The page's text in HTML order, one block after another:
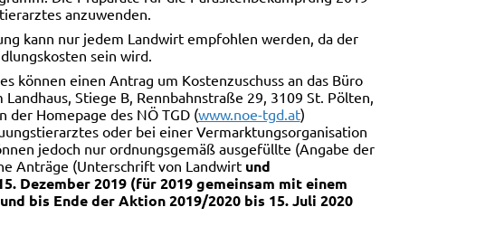
anzuwenden.
kann nur jedem Landwirt empfohlen werden, da der
sein wird.
können einen Antrag um Kostenzuschuss an das Büro
Stiege B, Rennbahnstraße 29, 3109 St. Pölten,
der Homepage des NÖ TGD (www.noe-tgd.at)
oder bei einer Vermarktungsorganisation
jedoch nur ordnungsgemäß ausgefüllte (Angabe der
Anträge (Unterschrift von Landwirt und
Dezember 2019 (für 2019 gemeinsam mit einem
bis Ende der Aktion 2019/2020 bis 15. Juli 2020